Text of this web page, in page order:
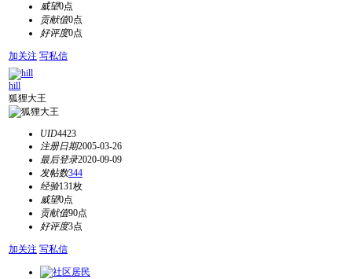
威望0点
贡献值0点
好评度0点
加关注 写私信
hill
狐狸大王
UID4423
注册日期2005-03-26
最后登录2020-09-09
发帖数344
经验131枚
威望0点
贡献值90点
好评度3点
加关注 写私信